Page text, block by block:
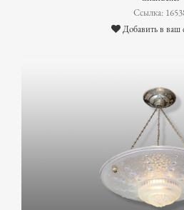
Ссылка:
Добавить в ваш